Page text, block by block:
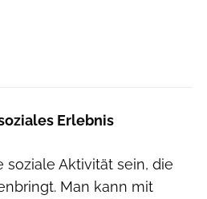
Erlebnis
soziale Aktivität sein, die
Man kann mit